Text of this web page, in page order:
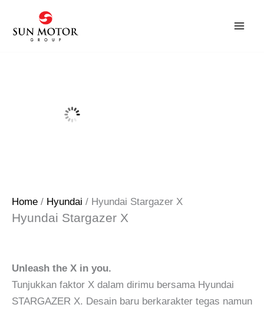
content
Home / Hyundai / Hyundai Stargazer X
Hyundai Stargazer X
Unleash the X in you.
Tunjukkan faktor X dalam dirimu bersama Hyundai
STARGAZER X. Desain baru berkarakter tegas namun